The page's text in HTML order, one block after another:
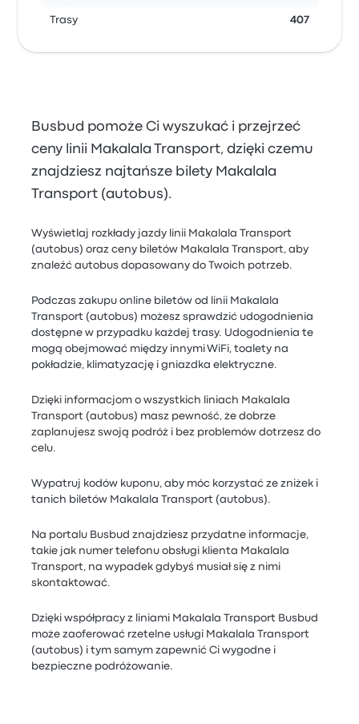
Trasy 407
Busbud pomoże Ci wyszukać i przejrzeć
ceny linii Makalala Transport, dzięki czemu
znajdziesz najtańsze bilety Makalala
Transport (autobus).
Wyświetlaj rozkłady jazdy linii Makalala Transport
(autobus) oraz ceny biletów Makalala Transport, aby
znaleźć autobus dopasowany do Twoich potrzeb.
Podczas zakupu online biletów od linii Makalala
Transport (autobus) możesz sprawdzić udogodnienia
dostępne w przypadku każdej trasy. Udogodnienia te
mogą obejmować między innymi WiFi, toalety na
pokładzie, klimatyzację i gniazdka elektryczne.
Dzięki informacjom o wszystkich liniach Makalala
Transport (autobus) masz pewność, że dobrze
zaplanujesz swoją podróż i bez problemów dotrzesz do
celu.
Wypatruj kodów kuponu, aby móc korzystać ze zniżek i
tanich biletów Makalala Transport (autobus).
Na portalu Busbud znajdziesz przydatne informacje,
takie jak numer telefonu obsługi klienta Makalala
Transport, na wypadek gdybyś musiał się z nimi
skontaktować.
Dzięki współpracy z liniami Makalala Transport Busbud
może zaoferować rzetelne usługi Makalala Transport
(autobus) i tym samym zapewnić Ci wygodne i
bezpieczne podróżowanie.